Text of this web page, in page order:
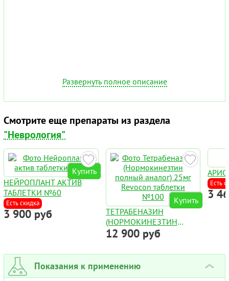
Развернуть полное описание
Смотрите еще препараты из раздела
"Неврология"
Купить
НЕЙРОПЛАНТ АКТИВ
ТАБЛЕТКИ №60
Есть скидка
3 900 руб
Купить
ТЕТРАБЕНАЗИН
(НОРМОКИНЕЗТИН
ПОЛНЫЙ АНАЛОГ) 25МГ
REVOCON ТАБЛЕТКИ
№100
12 900 руб
Есть
3
Показания к применению ›